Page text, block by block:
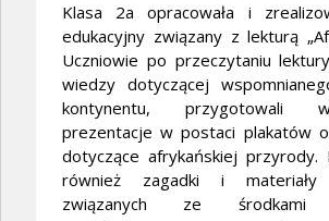
Klasa 2a opracowała i
edukacyjny związany z lekturą
Uczniowie po przeczytaniu
wiedzy dotyczącej
kontynentu, przygotowali
prezentacje w postaci plakatów
dotyczące afrykańskiej przyrody.
również zagadki i
związanych ze środkami